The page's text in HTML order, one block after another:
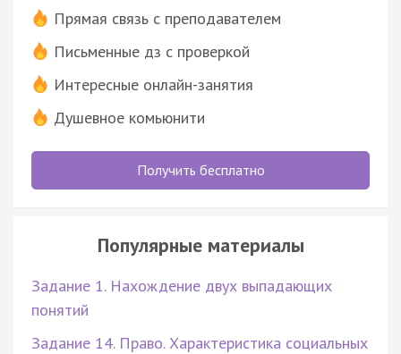
Прямая связь с преподавателем
Письменные дз с проверкой
Интересные онлайн-занятия
Душевное комьюнити
Получить бесплатно
Популярные материалы
Задание 1. Нахождение двух выпадающих
понятий
Задание 14. Право. Характеристика социальных